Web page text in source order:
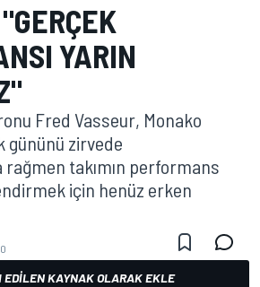
YARIN
Fred Vasseur, Monako
gününü zirvede
takımın performans
için henüz erken
EDILEN KAYNAK OLARAK EKLE